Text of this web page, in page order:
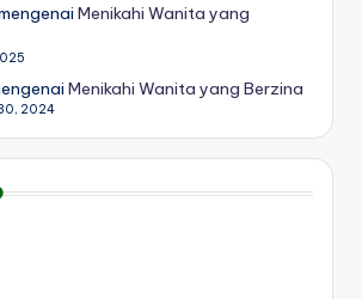
Menikahi Wanita yang
Menikahi Wanita yang Berzina
2024